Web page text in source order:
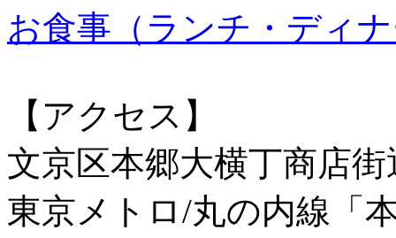
お食事（ランチ・ディ
【アクセス】
文京区本郷大横丁商店
東京メトロ/丸の内線「